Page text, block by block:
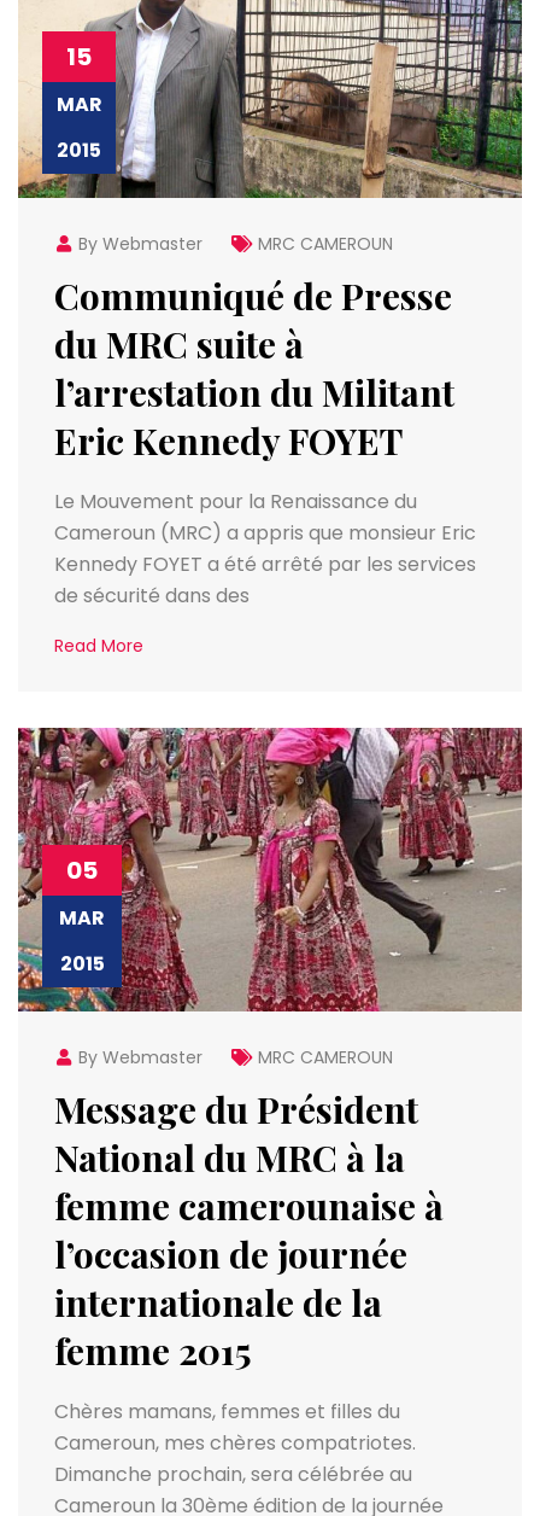
15
MAR
2015
By Webmaster MRC CAMEROUN
Communiqué de Presse
du MRC suite à
l’arrestation du Militant
Eric Kennedy FOYET
Le Mouvement pour la Renaissance du
Cameroun (MRC) a appris que monsieur Eric
Kennedy FOYET a été arrêté par les services
de sécurité dans des
Read More
05
MAR
2015
By Webmaster MRC CAMEROUN
Message du Président
National du MRC à la
femme camerounaise à
l’occasion de journée
internationale de la
femme 2015
Chères mamans, femmes et filles du
Cameroun, mes chères compatriotes.
Dimanche prochain, sera célébrée au
Cameroun la 30ème édition de la journée